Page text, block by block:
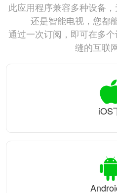
此应用程序兼容多种设备
还是智能电视，您都
通过一次订阅，即可在多
缝的互联
iOS